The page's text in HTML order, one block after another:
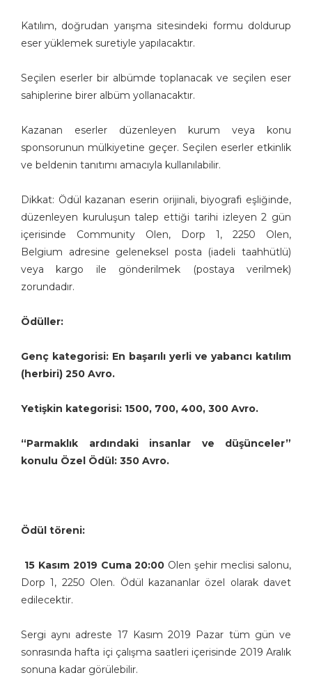
Katılım, doğrudan yarışma sitesindeki formu doldurup
eser yüklemek suretiyle yapılacaktır.
Seçilen eserler bir albümde toplanacak ve seçilen eser
sahiplerine birer albüm yollanacaktır.
Kazanan eserler düzenleyen kurum veya konu
sponsorunun mülkiyetine geçer. Seçilen eserler etkinlik
ve beldenin tanıtımı amacıyla kullanılabilir.
Dikkat: Ödül kazanan eserin orijinali, biyografi eşliğinde,
düzenleyen kuruluşun talep ettiği tarihi izleyen 2 gün
içerisinde Community Olen, Dorp 1, 2250 Olen,
Belgium adresine geleneksel posta (iadeli taahhütlü)
veya kargo ile gönderilmek (postaya verilmek)
zorundadır.
Ödüller:
Genç kategorisi: En başarılı yerli ve yabancı katılım
(herbiri) 250 Avro.
Yetişkin kategorisi: 1500, 700, 400, 300 Avro.
“Parmaklık ardındaki insanlar ve düşünceler”
konulu Özel Ödül: 350 Avro.
Ödül töreni:
15 Kasım 2019 Cuma 20:00 Olen şehir meclisi salonu,
Dorp 1, 2250 Olen. Ödül kazananlar özel olarak davet
edilecektir.
Sergi aynı adreste 17 Kasım 2019 Pazar tüm gün ve
sonrasında hafta içi çalışma saatleri içerisinde 2019 Aralık
sonuna kadar görülebilir.